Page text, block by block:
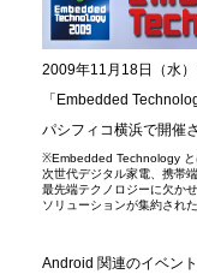
2009年11月18日（水
「Embedded
パシフィコ横浜で開催
※Embedded Technology と
次世代デジタル家電、携帯
最先端テクノロジーに欠か
ソリューションが集約され
Android 関連のイベン